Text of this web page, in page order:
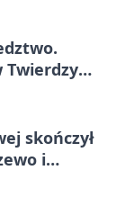
Twierdzy
skończył
i